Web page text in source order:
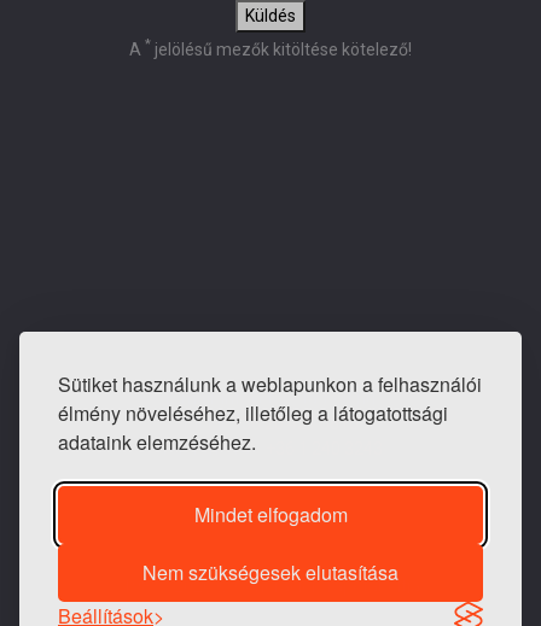
Sütiket használunk a weblapunkon a felhasználói
élmény növeléséhez, illetőleg a látogatottsági
adataink elemzéséhez.
Mindet elfogadom
Nem szükségesek elutasítása
Beállítások
Küldés
A * jelölésű mezők kitöltése kötelező!
E-mail: info@tapeta-bolt.hu
Mobil:+36 20 421 0810
Telefon / fax:
1983 -2026 © Generációk Tapétaboltja